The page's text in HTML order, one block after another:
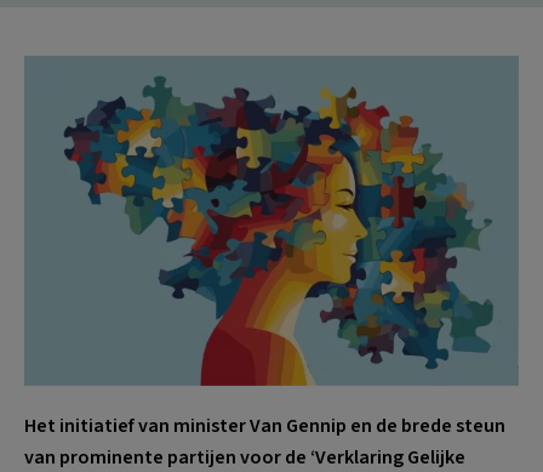
Het initiatief van minister Van Gennip en de brede steun
van prominente partijen voor de ‘Verklaring Gelijke